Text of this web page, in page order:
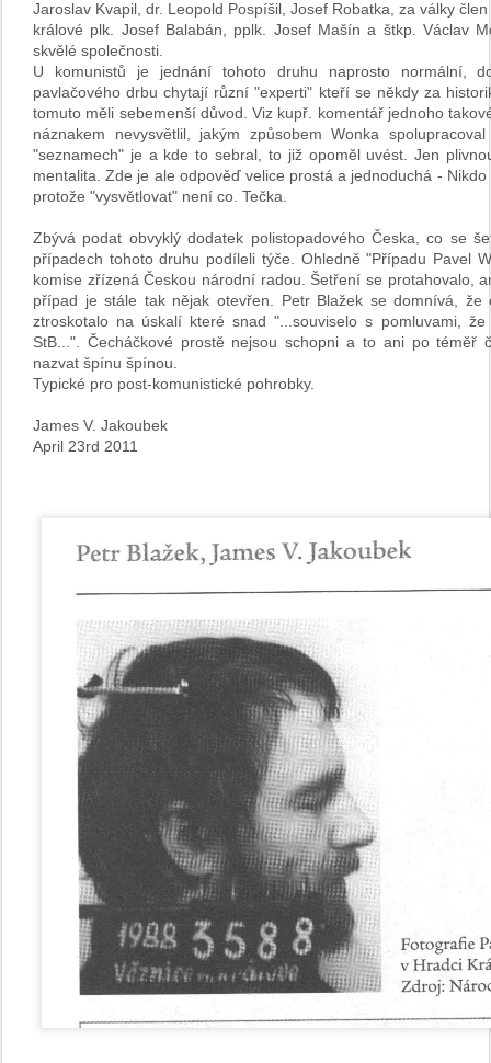
Jaroslav Kvapil, dr. Leopold Pospíšil, Josef Robatka, za války
králové plk. Josef Balabán, pplk. Josef Mašín a štkp. Václav
skvělé společnosti.
U komunistů je jednání tohoto druhu naprosto normální,
pavlačového drbu chytají různí "experti" kteří se někdy za
tomuto měli sebemenší důvod. Viz kupř. komentář jednoho
náznakem nevysvětlil, jakým způsobem Wonka
"seznamech" je a kde to sebral, to již opoměl uvést. Jen
mentalita. Zde je ale odpověď velice prostá a jednoduchá -
protože "vysvětlovat" není co. Tečka.
Zbývá podat obvyklý dodatek polistopadového Česka, co se
případech tohoto druhu podíleli týče. Ohledně "Případu Pavel
komise zřízená Českou národní radou. Šetření se protahovalo,
případ je stále tak nějak otevřen. Petr Blažek se domnívá,
ztroskotalo na úskalí které snad "...souviselo s pomluvami,
StB...". Čecháčkové prostě nejsou schopni a to ani po téměř
nazvat špínu špínou.
Typické pro post-komunistické pohrobky.
James V. Jakoubek
April 23rd 2011